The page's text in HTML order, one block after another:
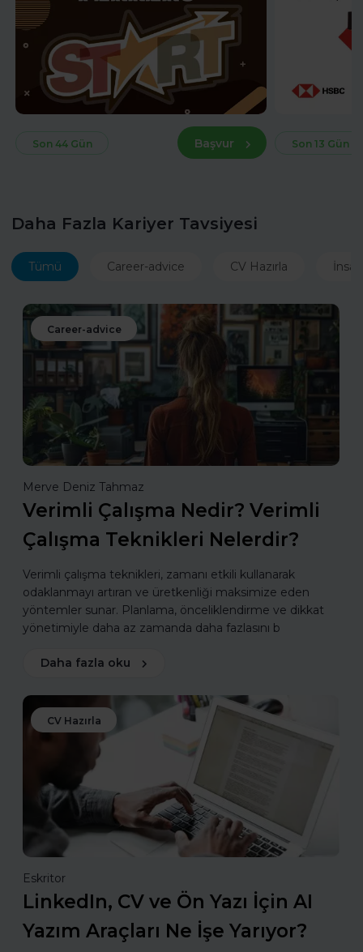
Son 44 Gün Başvur Son 13 Gün
Daha Fazla Kariyer Tavsiyesi
Tümü Career-advice CV Hazırla
Career-advice
Merve Deniz Tahmaz
Verimli Çalışma Nedir? Verimli
Çalışma Teknikleri Nelerdir?
Verimli çalışma teknikleri, zamanı etkili kullanarak
odaklanmayı artıran ve üretkenliği maksimize eden
yöntemler sunar. Planlama, önceliklendirme ve dikkat
yönetimiyle daha az zamanda daha fazlasını b
Daha fazla oku
CV Hazırla
Eskritor
LinkedIn, CV ve Ön Yazı İçin AI
Yazım Araçları Ne İşe Yarıyor?